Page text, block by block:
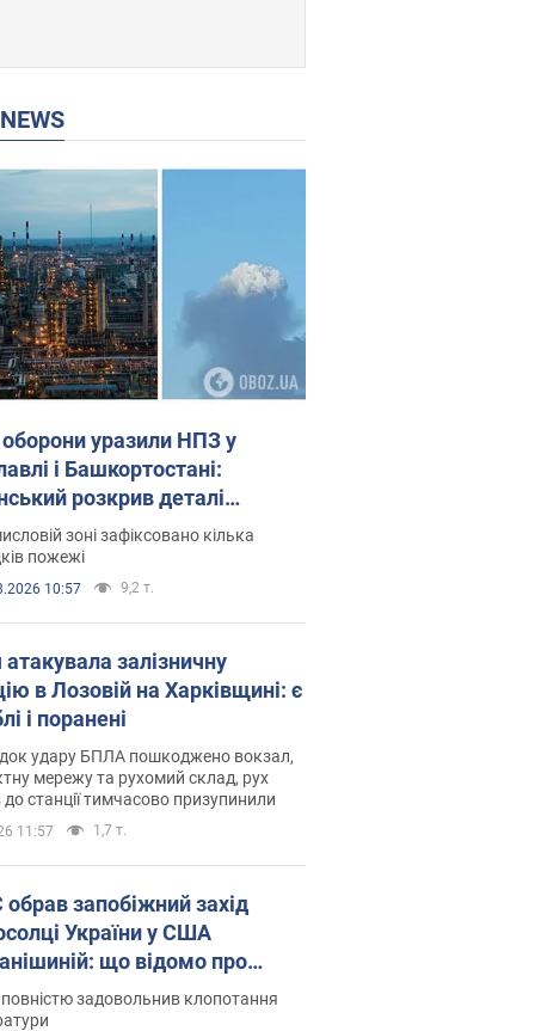
NEWS
уразили НПЗ у
і Башкортостані:
розкрив деталі
операції. Фото і відео
зоні зафіксовано кілька
пожежі
10:57 9,2 т.
атакувала залізничну
в Лозовій на Харківщині: є
і поранені
удару БПЛА пошкоджено вокзал,
мережу та рухомий склад, рух
до станції тимчасово призупинили
11:57 1,7 т.
захід
України у США
що відомо про
задовольнив клопотання